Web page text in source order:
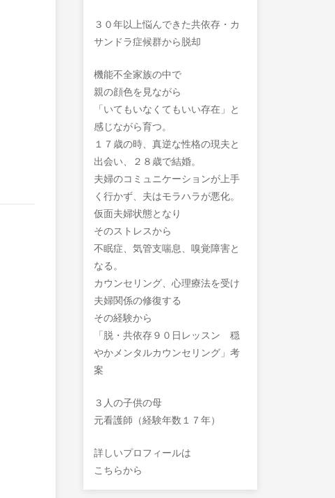
３０年以上悩んできた共依存・カ
サンドラ症候群から脱却
機能不全家族の中で
親の顔色を見ながら
「いてもいなくてもいい存在」と
感じながら育つ。
１７歳の時、真逆な性格の現夫と
出会い、２８歳で結婚。
夫婦のコミュニケーションが上手
く行かず、夫はモラハラが悪化。
仮面夫婦状態となり
そのストレスから
不眠症、気管支喘息、嗅覚障害と
なる。
カウンセリング、心理療法を受け
夫婦関係の修復する
その経験から
「脱・共依存９０日レッスン 穏
やかメンタルカウンセリング」考
案
３人の子供の母
元看護師（経験年数１７年）
詳しいプロフィールは
こちらから